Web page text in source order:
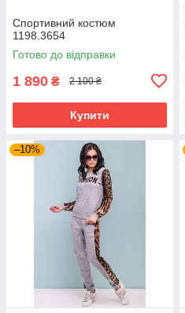
Спортивний костюм
1198.3654
Готово до відправки
1 890 ₴ 2 100 ₴
Купити
–10%